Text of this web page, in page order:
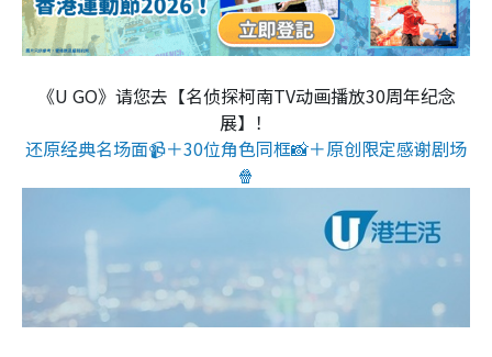
《U GO》请您去【名侦探柯南TV动画播放30周年纪念
展】！
还原经典名场面📹＋30位角色同框📸＋原创限定感谢剧场
🍿